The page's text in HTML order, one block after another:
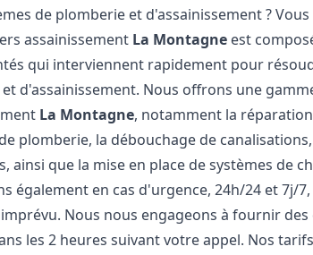
de plomberie et d'assainissement ?
assainissement La Montagne est
qui interviennent rapidement pour
d'assainissement. Nous offrons une
La Montagne, notamment la
plomberie, la débouchage de
ainsi que la mise en place de systèmes de
également en cas d'urgence, 24h/24 et 7j/
Nous nous engageons à fournir
les 2 heures suivant votre appel. Nos